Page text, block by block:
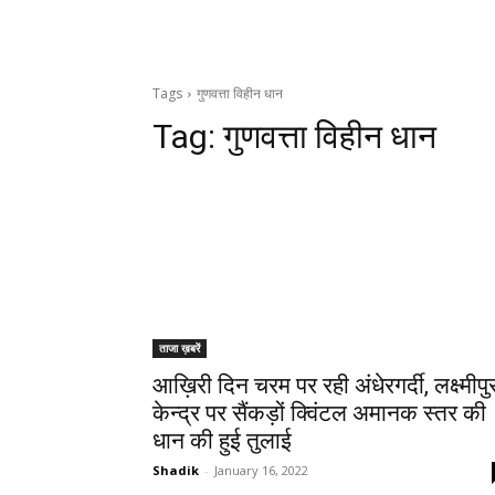
Tags गुणवत्ता विहीन धान
Tag:गुणवत्ता विहीन धान
ताजा ख़बरें
आख़िरी दिन चरम पर रही अंधेरगर्दी,
केन्द्र पर सैंकड़ों क्विंटल अमानक स्तर की
धान की हुई तुलाई
Shadik - January 16, 2022